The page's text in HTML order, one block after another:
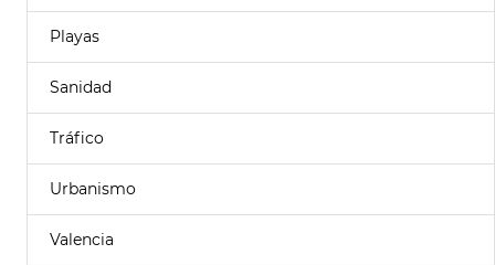
Playas
Sanidad
Tráfico
Urbanismo
Valencia